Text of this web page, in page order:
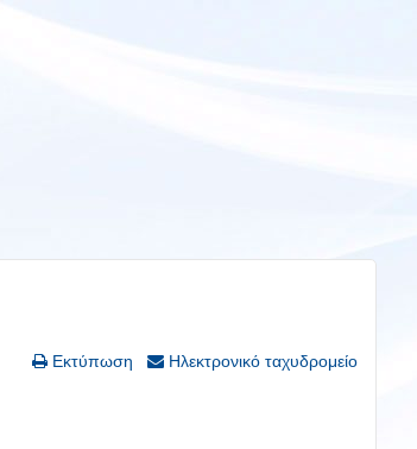
Εκτύπωση Ηλεκτρονικό ταχυδρομείο